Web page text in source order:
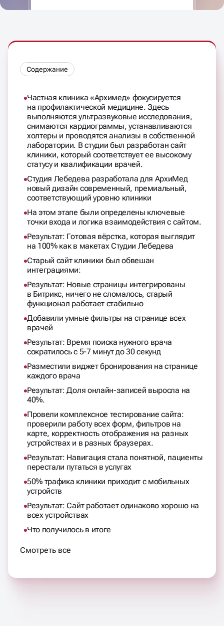
Содержание
Частная клиника «Архимед» фокусируется
на профилактической медицине. Здесь
выполняются ультразвуковые исследования,
снимаются кардиограммы, устанавливаются
холтеры и проводятся анализы в собственной
лаборатории. В студии был разработан сайт
клиники, который соответствует ее высокому
статусу и квалификации врачей.
Студия Лебедева разработала для АрхиМед
новый дизайн современный, премиальный,
соответствующий уровню клиники
На этом этапе были определены ключевые
точки входа и логика взаимодействия с сайтом.
Результат: Готовая вёрстка, которая выглядит
на 100% как в макетах Студии Лебедева
Старый сайт клиники был обвешан
интеграциями:
Результат: Новые страницы интегрированы
в Битрикс, ничего не сломалось, старый
функционал работает стабильно
Добавили умные фильтры на странице всех
врачей
Результат: Время поиска нужного врача
сократилось с 5-7 минут до 30 секунд
Разместили виджет бронирования на странице
каждого врача
Результат: Доля онлайн-записей выросла на
40%.​
Провели комплексное тестирование сайта:
проверили работу всех форм, фильтров на
карте, корректность отображения на разных
устройствах и в разных браузерах.
Результат: Навигация стала понятной, пациенты
перестали путаться в услугах
50% трафика клиники приходит с мобильных
устройств
Результат: Сайт работает одинаково хорошо на
всех устройствах
Что получилось в итоге
Смотреть все